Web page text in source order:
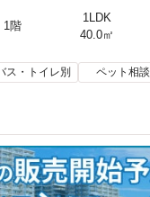
1階
1LDK
40.0㎡
ス・トイレ別 ペット相談